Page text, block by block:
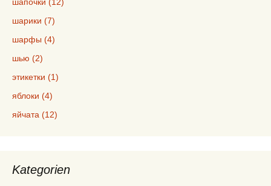
шарики (7)
шарфы (4)
шью (2)
этикетки (1)
яблоки (4)
яйчата (12)
Kategorien